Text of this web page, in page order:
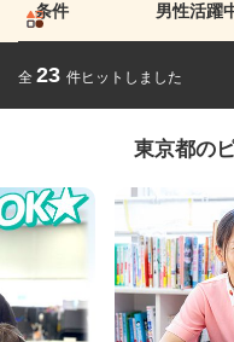
条件 男性活躍
全 23 件ヒットしました
東京都の